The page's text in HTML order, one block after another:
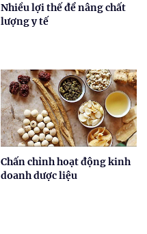
Nhiều lợi thế để nâng chất
lượng y tế
Chấn chỉnh hoạt động kinh
doanh dược liệu